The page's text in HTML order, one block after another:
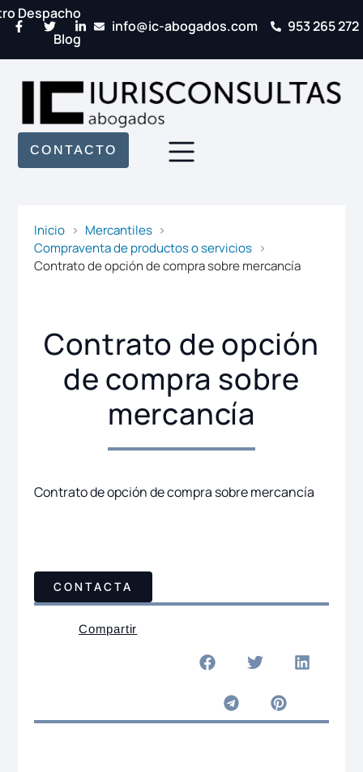
Despacho
Blog
info@ic-abogados.com 953 265 272
CONTACTO
Inicio
Mercantiles
Compraventa de productos o servicios
Contrato de opción de compra sobre mercancía
Contrato de opción
de compra sobre
mercancía
Contrato de opción de compra sobre mercancía
CONTACTA
Compartir